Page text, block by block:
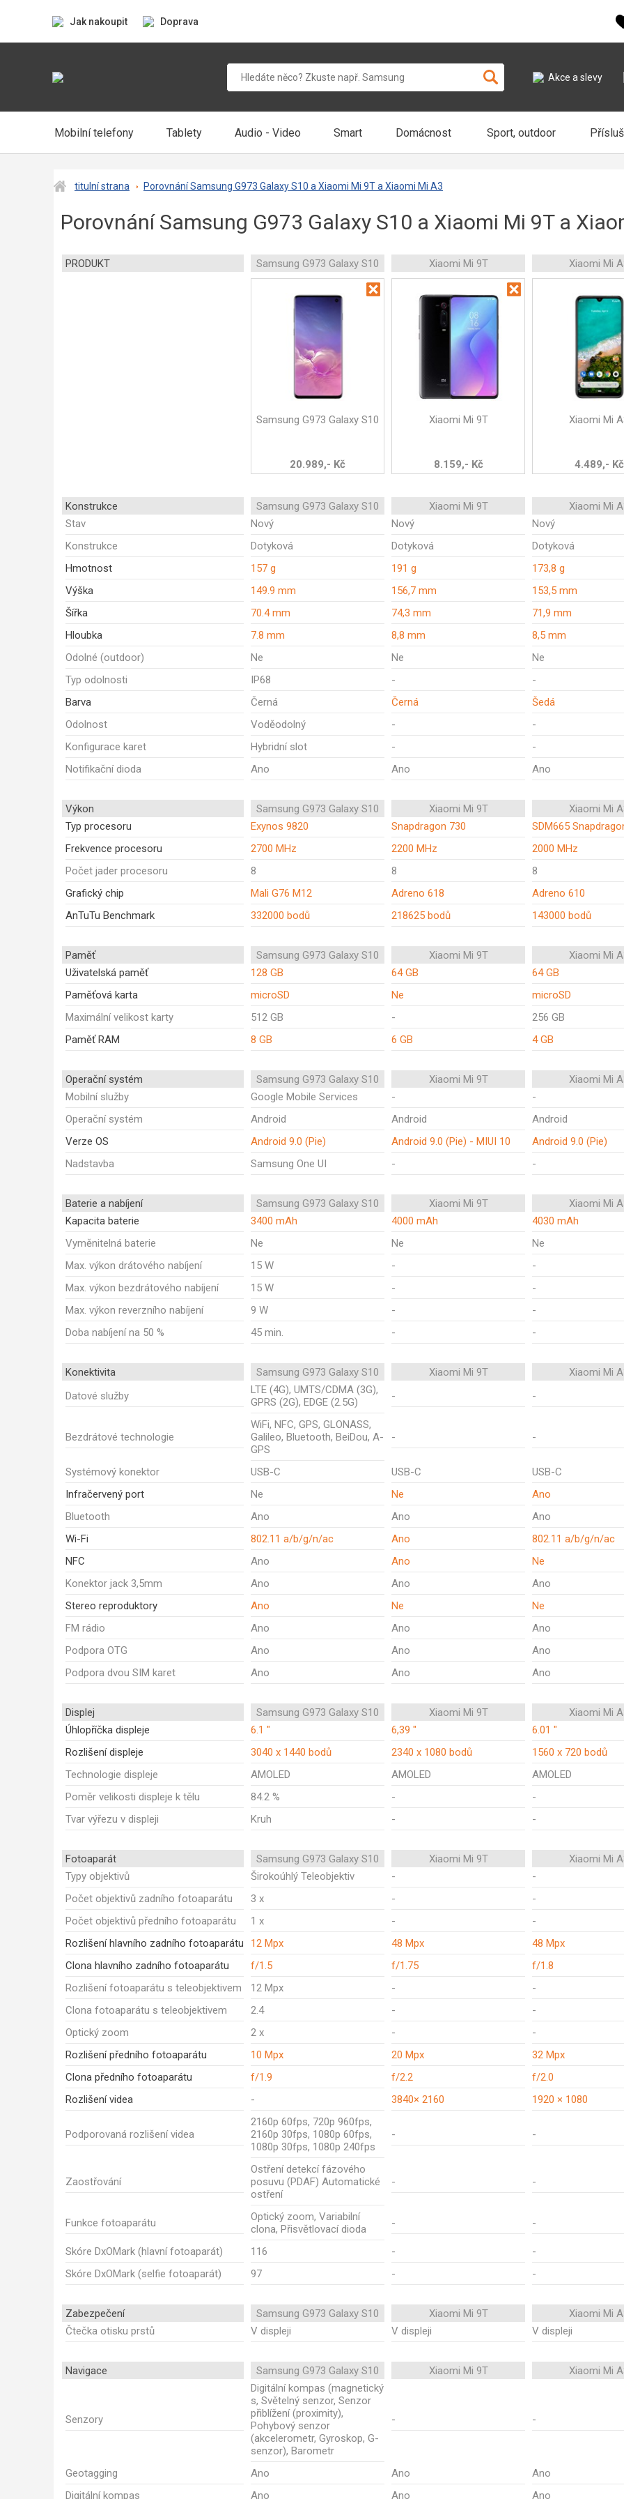
Jak nakoupit Doprava
Akce a slevy
Mobilní telefony Tablety Audio - Video Smart Domácnost Sport, outdoor
titulní strana Porovnání Samsung G973 Galaxy S10 a Xiaomi Mi 9T a Xiaomi Mi A3
Porovnání Samsung G973 Galaxy S10 a Xiaomi Mi 9T a
PRODUKT Samsung G973 Galaxy S10 Xiaomi Mi 9T Xiaomi Mi
Samsung G973 Galaxy S10
20.989,- Kč
Xiaomi Mi 9T
8.159,- Kč
Xiaomi Mi
4.489,- Kč
Konstrukce Samsung G973 Galaxy S10 Xiaomi Mi 9T
Xiaomi Mi
Stav
Nový Nový
Nový
Konstrukce
Dotyková Dotyková
Dotyková
Hmotnost
157 g 191 g
173,8 g
Výška
149.9 mm 156,7 mm
153,5 mm
Šířka
70.4 mm 74,3 mm
71,9 mm
Hloubka
7.8 mm 8,8 mm
8,5 mm
Odolné (outdoor)
Ne Ne
Ne
Typ odolnosti
IP68 -
-
Barva
Černá Černá
Šedá
Odolnost
Voděodolný -
-
Konfigurace karet
Hybridní slot -
-
Notifikační dioda
Ano Ano Ano
Výkon Samsung G973 Galaxy S10 Xiaomi Mi 9T
Xiaomi Mi
Typ procesoru
Exynos 9820 Snapdragon 730
SDM665
Frekvence procesoru
2700 MHz 2200 MHz
2000 MHz
Počet jader procesoru
8 8
8
Grafický chip
Mali G76 M12 Adreno 618
Adreno 610
AnTuTu Benchmark
332000 bodů 218625 bodů 143000 bodů
Paměť Samsung G973 Galaxy S10 Xiaomi Mi 9T
Xiaomi Mi
Uživatelská paměť
128 GB 64 GB
64 GB
Paměťová karta
microSD Ne
microSD
Maximální velikost karty
512 GB -
256 GB
Paměť RAM
8 GB 6 GB 4 GB
Operační systém Samsung G973 Galaxy S10 Xiaomi Mi 9T
Xiaomi Mi
Mobilní služby
Google Mobile Services -
-
Operační systém
Android Android
Android
Verze OS
Android 9.0 (Pie) Android 9.0 (Pie) - MIUI 10
Android 9.0 (Pie)
Nadstavba
Samsung One UI - -
Baterie a nabíjení Samsung G973 Galaxy S10 Xiaomi Mi 9T
Xiaomi Mi
Kapacita baterie
3400 mAh 4000 mAh
4030 mAh
Vyměnitelná baterie
Ne Ne
Ne
Max. výkon drátového nabíjení
15 W -
-
Max. výkon bezdrátového nabíjení
15 W -
-
Max. výkon reverzního nabíjení
9 W -
-
Doba nabíjení na 50 %
45 min. - -
Konektivita Samsung G973 Galaxy S10 Xiaomi Mi 9T
Xiaomi Mi
Datové služby
LTE (4G), UMTS/CDMA (3G),
GPRS (2G), EDGE (2.5G)
- -
Bezdrátové technologie
WiFi, NFC, GPS, GLONASS,
Galileo, Bluetooth, BeiDou, A-
GPS
- -
Systémový konektor USB-C USB-C
USB-C
Infračervený port
Ne Ne
Ano
Bluetooth
Ano Ano
Ano
Wi-Fi
802.11 a/b/g/n/ac Ano
802.11 a/b/g/n/ac
NFC
Ano Ano
Ne
Konektor jack 3,5mm
Ano Ano
Ano
Stereo reproduktory
Ano Ne
Ne
FM rádio
Ano Ano
Ano
Podpora OTG
Ano Ano
Ano
Podpora dvou SIM karet
Ano Ano Ano
Displej Samsung G973 Galaxy S10 Xiaomi Mi 9T
Xiaomi Mi
Úhlopříčka displeje
6.1 " 6,39 "
6.01 "
Rozlišení displeje
3040 x 1440 bodů 2340 x 1080 bodů
1560 x 720 bodů
Technologie displeje
AMOLED AMOLED
AMOLED
Poměr velikosti displeje k tělu
84.2 % -
-
Tvar výřezu v displeji
Kruh - -
Fotoaparát Samsung G973 Galaxy S10 Xiaomi Mi 9T
Xiaomi Mi
Typy objektivů
Širokoúhlý Teleobjektiv -
-
Počet objektivů zadního fotoaparátu
3 x -
-
Počet objektivů předního fotoaparátu
1 x -
-
Rozlišení hlavního zadního fotoaparátu
12 Mpx 48 Mpx
48 Mpx
Clona hlavního zadního fotoaparátu
f/1.5 f/1.75
f/1.8
Rozlišení fotoaparátu s teleobjektivem
12 Mpx -
-
Clona fotoaparátu s teleobjektivem
2.4 -
-
Optický zoom
2 x -
-
Rozlišení předního fotoaparátu
10 Mpx 20 Mpx
32 Mpx
Clona předního fotoaparátu
f/1.9 f/2.2
f/2.0
Rozlišení videa
- 3840× 2160 1920 × 1080
Podporovaná rozlišení videa
2160p 60fps, 720p 960fps,
2160p 30fps, 1080p 60fps,
1080p 30fps, 1080p 240fps
- -
Zaostřování
Ostření detekcí fázového
posuvu (PDAF) Automatické
ostření
- -
Funkce fotoaparátu
Optický zoom, Variabilní
clona, Přisvětlovací dioda
- -
Skóre DxOMark (hlavní fotoaparát) 116 -
-
Skóre DxOMark (selfie fotoaparát)
97 - -
Zabezpečení Samsung G973 Galaxy S10 Xiaomi Mi 9T
Xiaomi Mi
Čtečka otisku prstů
V displeji V displeji V displeji
Navigace Samsung G973 Galaxy S10 Xiaomi Mi 9T Xiaomi Mi
Senzory
Digitální kompas (magnetický
s, Světelný senzor, Senzor
přiblížení (proximity),
Pohybový senzor
(akcelerometr, Gyroskop, G-
senzor), Barometr
- -
Geotagging Ano Ano
Ano
Digitální kompas
Ano Ano Ano